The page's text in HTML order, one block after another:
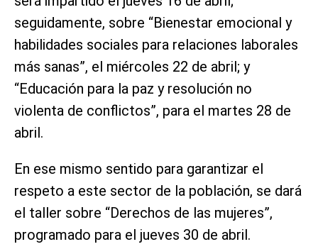
seguidamente, sobre “Bienestar emocional y
habilidades sociales para relaciones laborales
más sanas”, el miércoles 22 de abril; y
“Educación para la paz y resolución no
violenta de conflictos”, para el martes 28 de
abril.
En ese mismo sentido para garantizar el
respeto a este sector de la población, se dará
el taller sobre “Derechos de las mujeres”,
programado para el jueves 30 de abril.